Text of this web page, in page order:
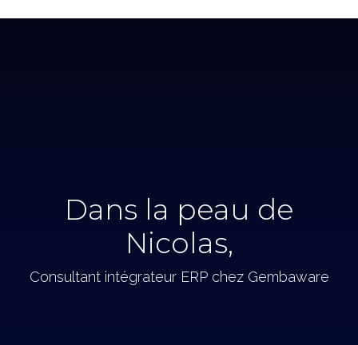
Dans la peau de
Nicolas,
Consultant intégrateur ERP chez Gembaware